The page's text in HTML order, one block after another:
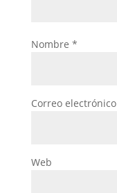
Nombre *
Correo electrónico
Web